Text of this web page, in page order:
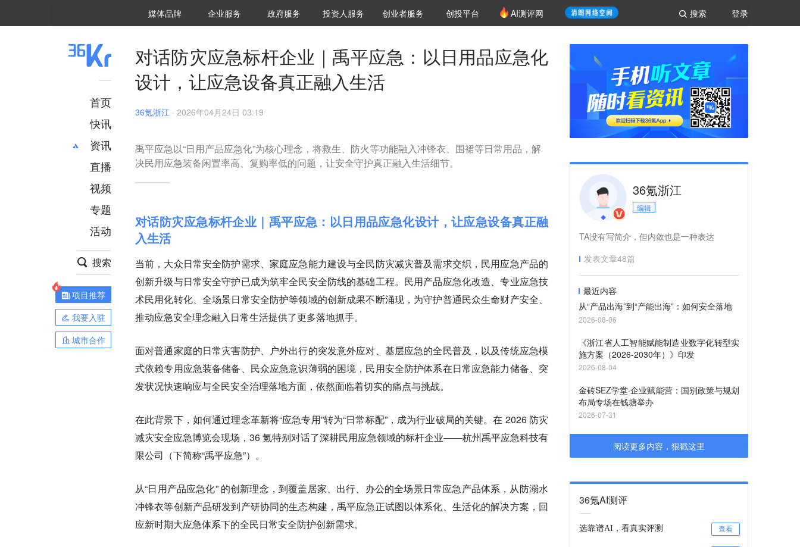
登录
搜索
媒体品牌 36Kr研究院
企业服务 城市之窗
政府服务 VClub投资机构库
投资机构职位推介
投资人服务 创投氪堂
创业者服务 创投平台 AI测评网
首页
快讯
资讯
推荐
财经
项目推荐
安徽
直播
视频
专题
活动
搜索
项目推荐
我要入驻
城市合作
对话防灾应急标杆企业｜禹平应急：以日用品应急化
设计，让应急设备真正融入生活
36氪浙江 · 2026年04月24日 03:19
禹平应急以“日用产品应急化”为核心理念，将救生、防火等功能融入冲锋衣、围裙等日常用品，解
决民用应急装备闲置率高、复购率低的问题，让安全守护真正融入生活细节。
对话防灾应急标杆企业｜禹平应急：以日用品应急化设计，让应急设备真正融
入生活
当前，大众日常安全防护需求、家庭应急能力建设与全民防灾减灾普及需求交织，民用应急产品的
创新升级与日常安全守护已成为筑牢全民安全防线的基础工程。民用产品应急化改造、专业应急技
术民用化转化、全场景日常安全防护等领域的创新成果不断涌现，为守护普通民众生命财产安全、
推动应急安全理念融入日常生活提供了更多落地抓手。
面对普通家庭的日常灾害防护、户外出行的突发意外应对、基层应急的全民普及，以及传统应急模
式依赖专用应急装备储备、民众应急意识薄弱的困境，民用安全防护体系在日常应急能力储备、突
发状况快速响应与全民安全治理落地方面，依然面临着切实的痛点与挑战。
在此背景下，如何通过理念革新将“应急专用”转为“日常标配”，成为行业破局的关键。在 2026 防灾
减灾安全应急博览会现场，36 氪特别对话了深耕民用应急领域的标杆企业——杭州禹平应急科技有
限公司（下简称“禹平应急”）。
从“日用产品应急化” 的创新理念，到覆盖居家、出行、办公的全场景日常应急产品体系，从防溺水
冲锋衣等创新产品研发到产研协同的生态构建，禹平应急正试图以体系化、生活化的解决方案，回
应新时期大应急体系下的全民日常安全防护创新需求。
36氪浙江
编辑
TA没有写简介，但内敛也是一种表达
发表文章48篇
最近内容
从“产品出海”到“产能出海”：如何安全落地
2026-08-06
《浙江省人工智能赋能制造业数字化转型实
施方案（2026-2030年）》印发
2026-08-04
金砖SEZ学堂·企业赋能营：国别政策与规划
布局专场在钱塘举办
2026-07-31
阅读更多内容，狠戳这里
36氪AI测评
选靠谱AI，看真实评测 查看